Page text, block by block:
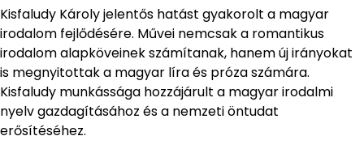
Kisfaludy Károly jelentős hatást gyakorolt a magyar
irodalom fejlődésére. Művei nemcsak a romantikus
irodalom alapköveinek számítanak, hanem új irányokat
is megnyitottak a magyar líra és próza számára.
Kisfaludy munkássága hozzájárult a magyar irodalmi
nyelv gazdagításához és a nemzeti öntudat
erősítéséhez.